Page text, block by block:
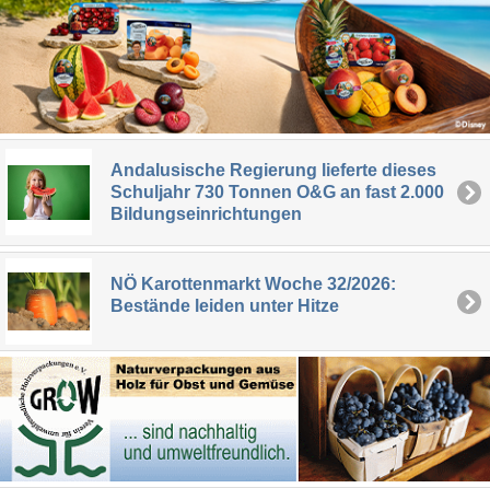
Andalusische Regierung lieferte dieses
Schuljahr 730 Tonnen O&G an fast 2.000
Bildungseinrichtungen
NÖ Karottenmarkt Woche 32/2026:
Bestände leiden unter Hitze